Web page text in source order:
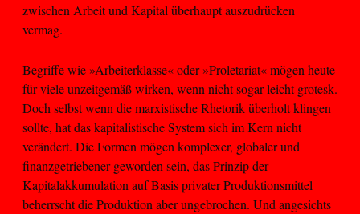
zwischen Arbeit und Kapital überhaupt auszudrücken
vermag.
Begriffe wie »Arbeiterklasse« oder »Proletariat« mögen heute
für viele unzeitgemäß wirken, wenn nicht sogar leicht grotesk.
Doch selbst wenn die marxistische Rhetorik überholt klingen
sollte, hat das kapitalistische System sich im Kern nicht
verändert. Die Formen mögen komplexer, globaler und
finanzgetriebener geworden sein, das Prinzip der
Kapitalakkumulation auf Basis privater Produktionsmittel
beherrscht die Produktion aber ungebrochen. Und angesichts